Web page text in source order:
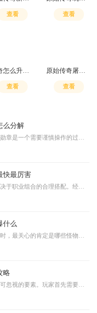
查看 查看
查看 查看
么分解
分解原始传奇中的荣誉勋章是一个需要谨慎操作的过程。玩家需要了解勋章分解的基本条件，部分低阶勋章可以被分解，而高阶勋章则可能无法进行分解操作。玩家可以前往特定的功能
快最厉害
打怪效率的高低往往取决于职业组合的合理搭配。经典的三职业体系包括战士、法师和道士，每个职业都有其独特的优势和局限性。选择最有效的组合需要综合考虑伤害输出、生存能力
什么
大家在玛法大陆上冒险时，最关心的肯定是哪些怪物能爆出自己心仪的装备。在热血传奇的世界里，各种怪物都带着自己的宝贝珍藏，通常来说等级更高的怪物掉落的装备会更加优质一
略
装备爆率是提升实力不可忽视的要素。玩家首先需要了解不同地图怪物掉落的特性，高级例如地下宫殿、冰火沼泽这类副本中，BOSS往往会携带珍贵装备和材料，是快速积累资源的重要途